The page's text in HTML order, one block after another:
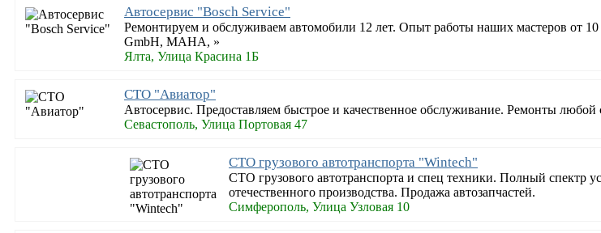
Автосервис "Bosch Service"
Ремонтируем и обслуживаем автомобили 12 лет. Опыт работы наших мастеров от
GmbH, MAHA, »
Ялта, Улица Красина 1Б
СТО "Авиатор"
Автосервис. Предоставляем быстрое и качественное обслуживание. Ремонты любой
Севастополь, Улица Портовая 47
СТО грузового автотранспорта "Wintech"
СТО грузового автотранспорта и спец техники. Полный спектр
отечественного производства. Продажа автозапчастей.
Симферополь, Улица Узловая 10